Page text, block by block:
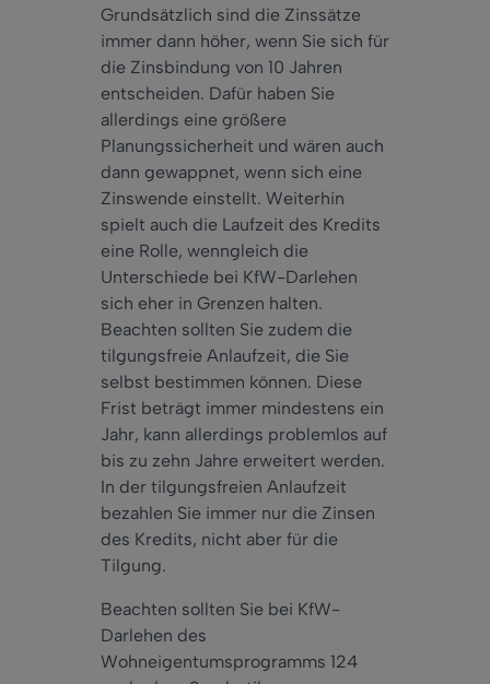
Grundsätzlich sind die Zinssätze
immer dann höher, wenn Sie sich für
die Zinsbindung von 10 Jahren
entscheiden. Dafür haben Sie
allerdings eine größere
Planungssicherheit und wären auch
dann gewappnet, wenn sich eine
Zinswende einstellt. Weiterhin
spielt auch die Laufzeit des Kredits
eine Rolle, wenngleich die
Unterschiede bei KfW-Darlehen
sich eher in Grenzen halten.
Beachten sollten Sie zudem die
tilgungsfreie Anlaufzeit, die Sie
selbst bestimmen können. Diese
Frist beträgt immer mindestens ein
Jahr, kann allerdings problemlos auf
bis zu zehn Jahre erweitert werden.
In der tilgungsfreien Anlaufzeit
bezahlen Sie immer nur die Zinsen
des Kredits, nicht aber für die
Tilgung.
Beachten sollten Sie bei KfW-
Darlehen des
Wohneigentumsprogramms 124